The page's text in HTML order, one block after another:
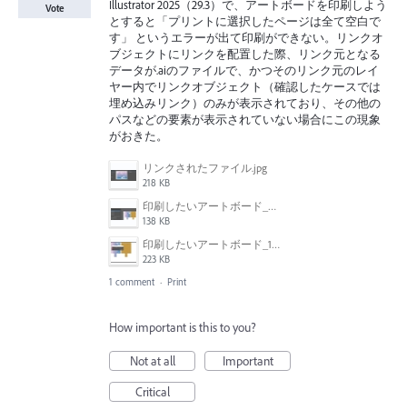
Illustrator 2025（29.3）で、アートボードを印刷しよう
とすると「プリントに選択したページは全て空白で
す」 というエラーが出て印刷ができない。リンクオ
ブジェクトにリンクを配置した際、リンク元となる
データが.aiのファイルで、かつそのリンク元のレイ
ヤー内でリンクオブジェクト（確認したケースでは
埋め込みリンク）のみが表示されており、その他の
パスなどの要素が表示されていない場合にこの現象
がおきた。
リンクされたファイル.jpg
218 KB
印刷したいアートボード_2.jpg
138 KB
印刷したいアートボード_1.jpg
223 KB
Vote
1 comment · Print
How important is this to you?
Not at all
Important
Critical